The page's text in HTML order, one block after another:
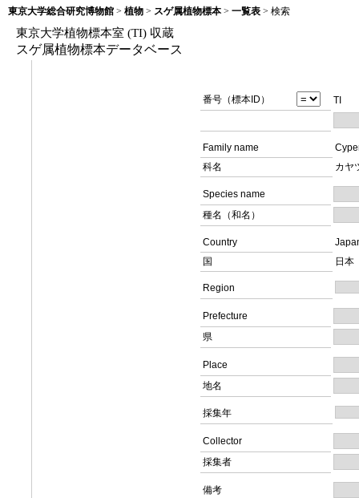
東京大学総合研究博物館 > 植物 > スゲ属植物標本 > 一覧表 > 検索
東京大学植物標本室 (TI) 収蔵
スゲ属植物標本データベース
番号（標本ID）
Family name
科名
カヤ
Species name
種名（和名）
Country
国
日本
Region
Prefecture
県
Place
地名
採集年
Collector
採集者
備考